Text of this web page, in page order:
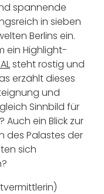
spannende
in sieben
Berlins ein.
ein Highlight-
steht rostig und
erzählt dieses
und
Sinnbild für
Auch ein Blick zur
des Palastes der
sich